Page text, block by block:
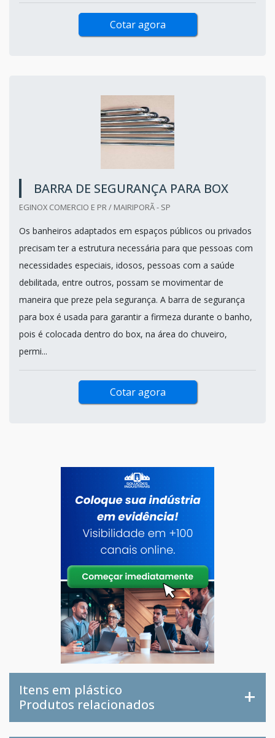
Cotar agora
BARRA DE SEGURANÇA PARA BOX
EGINOX COMERCIO E PR / MAIRIPORÃ - SP
Os banheiros adaptados em espaços públicos ou privados
precisam ter a estrutura necessária para que pessoas com
necessidades especiais, idosos, pessoas com a saúde
debilitada, entre outros, possam se movimentar de
maneira que preze pela segurança. A barra de segurança
para box é usada para garantir a firmeza durante o banho,
pois é colocada dentro do box, na área do chuveiro,
permi...
Cotar agora
Itens em plástico
Produtos relacionados